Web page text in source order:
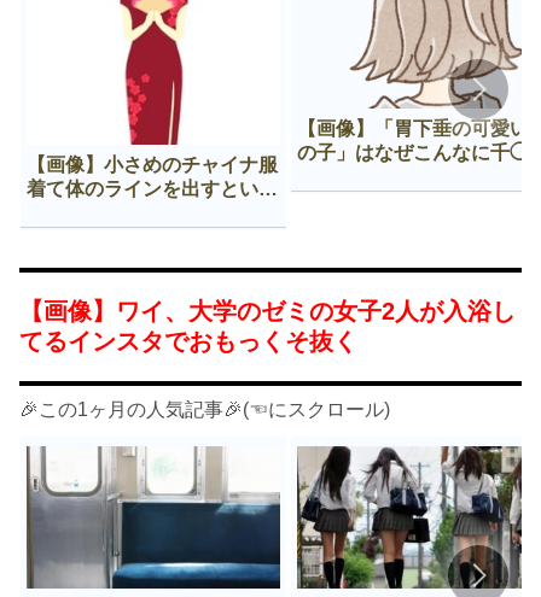
【画像】小さめのチャイナ服
着て体のラインを出すという
【画像】「胃下垂の可愛い
の子」はなぜこんなに千◯
【画像】ワイ、大学のゼミの女子2人が入浴し
てるインスタでおもっくそ抜く
🎉この1ヶ月の人気記事🎉(☜にスクロール)